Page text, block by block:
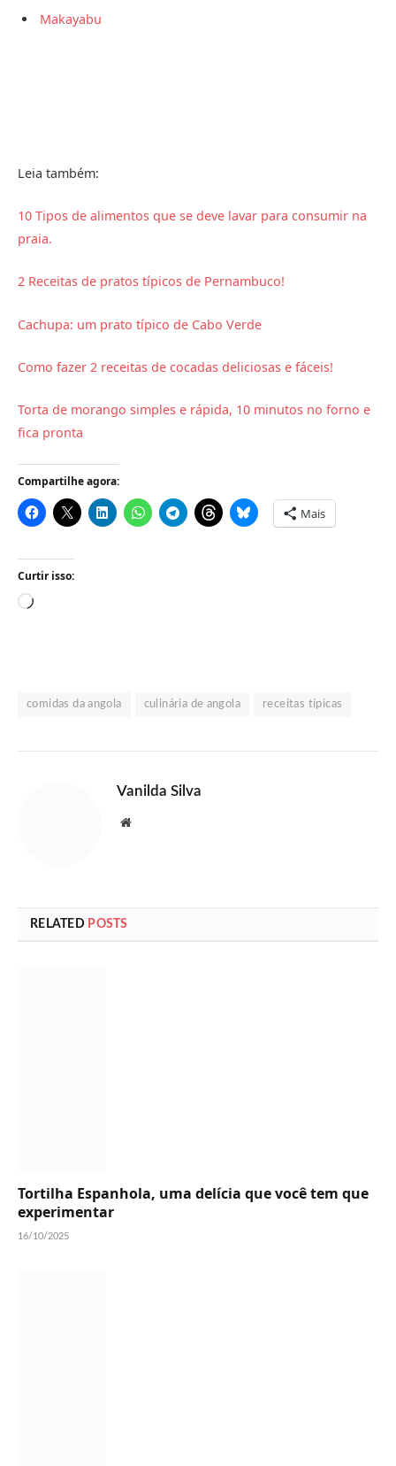
Makayabu
Leia também:
10 Tipos de alimentos que se deve lavar para consumir na
praia.
2 Receitas de pratos típicos de Pernambuco!
Cachupa: um prato típico de Cabo Verde
Como fazer 2 receitas de cocadas deliciosas e fáceis!
Torta de morango simples e rápida, 10 minutos no forno e
fica pronta
Compartilhe agora:
Mais
Curtir isso:
Carregando...
comidas da angola culinária de angola receitas típicas
Vanilda Silva
Website
RELATED POSTS
Tortilha Espanhola, uma delícia que você tem que
experimentar
16/10/2025